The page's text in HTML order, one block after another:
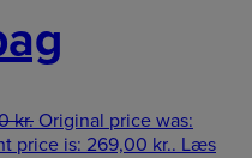
kr. Original price was:
price is: 269,00 kr.. Læs